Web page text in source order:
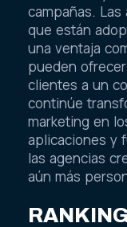
campañas.
que están
una ventaja
pueden
clientes a un
continúe
marketing en
aplicaciones y
las agencias
aún más